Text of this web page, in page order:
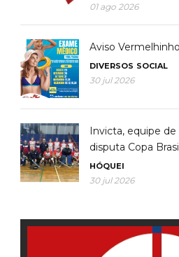
01 ago 2026
Aviso
DIVERSOS SOCIAL
30 jul 2026
Invicta, equipe
disputa Copa
HÓQUEI
30 jul 2026